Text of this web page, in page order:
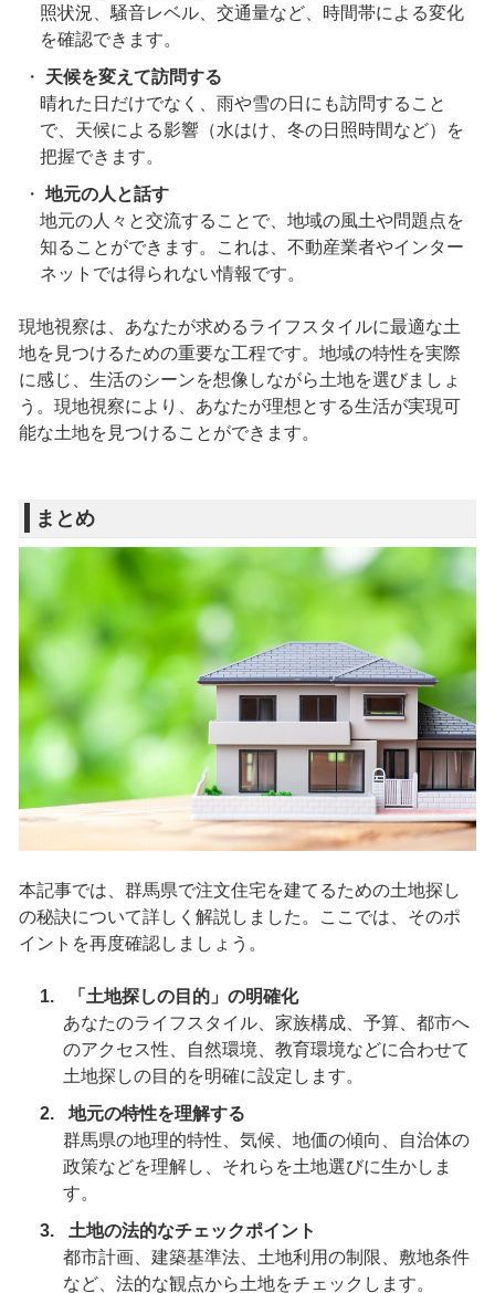
照状況、騒音レベル、交通量など、時間帯による変化
を確認できます。
天候を変えて訪問する
晴れた日だけでなく、雨や雪の日にも訪問すること
で、天候による影響（水はけ、冬の日照時間など）を
把握できます。
地元の人と話す
地元の人々と交流することで、地域の風土や問題点を
知ることができます。これは、不動産業者やインター
ネットでは得られない情報です。
現地視察は、あなたが求めるライフスタイルに最適な土
地を見つけるための重要な工程です。地域の特性を実際
に感じ、生活のシーンを想像しながら土地を選びましょ
う。現地視察により、あなたが理想とする生活が実現可
能な土地を見つけることができます。
まとめ
本記事では、群馬県で注文住宅を建てるための土地探し
の秘訣について詳しく解説しました。ここでは、そのポ
イントを再度確認しましょう。
「土地探しの目的」の明確化
あなたのライフスタイル、家族構成、予算、都市へ
のアクセス性、自然環境、教育環境などに合わせて
土地探しの目的を明確に設定します。
地元の特性を理解する
群馬県の地理的特性、気候、地価の傾向、自治体の
政策などを理解し、それらを土地選びに生かしま
す。
土地の法的なチェックポイント
都市計画、建築基準法、土地利用の制限、敷地条件
など、法的な観点から土地をチェックします。